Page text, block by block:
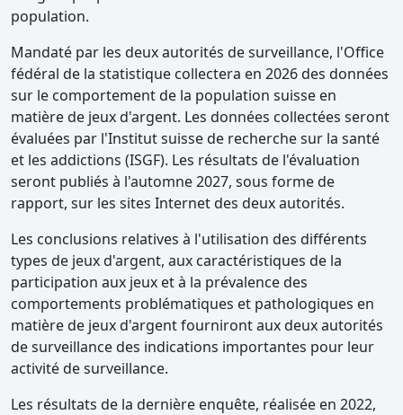
population.
Mandaté par les deux autorités de surveillance, l'Office
fédéral de la statistique collectera en 2026 des données
sur le comportement de la population suisse en
matière de jeux d'argent. Les données collectées seront
évaluées par l'Institut suisse de recherche sur la santé
et les addictions (ISGF). Les résultats de l'évaluation
seront publiés à l'automne 2027, sous forme de
rapport, sur les sites Internet des deux autorités.
Les conclusions relatives à l'utilisation des différents
types de jeux d'argent, aux caractéristiques de la
participation aux jeux et à la prévalence des
comportements problématiques et pathologiques en
matière de jeux d'argent fourniront aux deux autorités
de surveillance des indications importantes pour leur
activité de surveillance.
Les résultats de la dernière enquête, réalisée en 2022,